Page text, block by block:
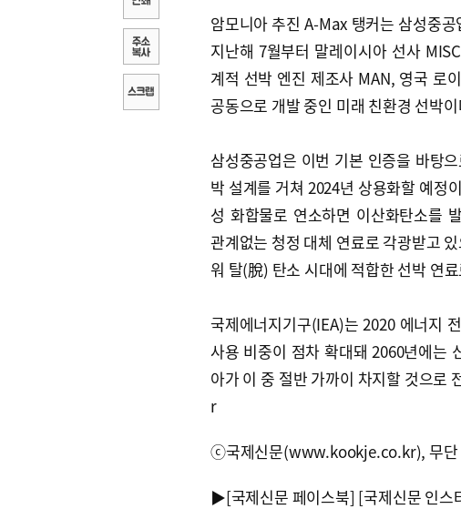
암모니아 추진 A-Max 탱커는 삼성중공
지난해 7월부터 말레이시아 선사
계적 선박 엔진 제조사 MAN, 영국 로
공동으로 개발 중인 미래 친환경 선박
삼성중공업은 이번 기본 인증을 바탕
박 설계를 거쳐 2024년 상용화할 예정
성 화합물로 연소하면 이산화탄소를
관계없는 청정 대체 연료로 각광받고
워 탈(脫) 탄소 시대에 적합한 선박 연
국제에너지기구(IEA)는 2020 에너지
사용 비중이 점차 확대돼 2060년에는
아가 이 중 절반 가까이 차지할 것으
r
ⓒ국제신문(www.kookje.co.kr), 무단
▶[국제신문 페이스북] [국제신문 인스